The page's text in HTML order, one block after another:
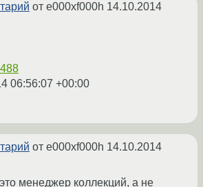
от e000xf000h 14.10.2014
06:56:07 +00:00
от e000xf000h 14.10.2014
менеджер коллекций, а не